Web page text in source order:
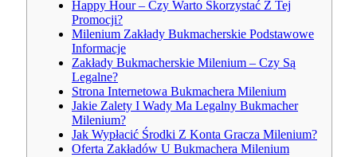
Happy Hour – Czy Warto Skorzystać Z Tej
Promocji?
Milenium Zakłady Bukmacherskie Podstawowe
Informacje
Zakłady Bukmacherskie Milenium – Czy Są
Legalne?
Strona Internetowa Bukmachera Milenium
Jakie Zalety I Wady Ma Legalny Bukmacher
Milenium?
Jak Wypłacić Środki Z Konta Gracza Milenium?
Oferta Zakładów U Bukmachera Milenium